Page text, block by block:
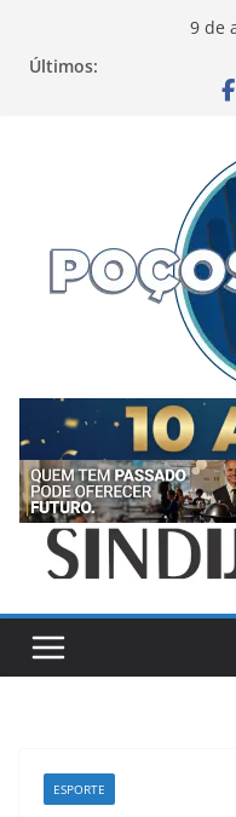
9 de
Últimos:
ESPORTE